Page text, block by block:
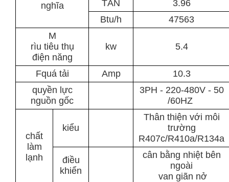
nghĩa
TẤN
3.96
Btu/h
47563
M
rìu tiêu thụ
điện năng
kw 5.4
Fquá tải Amp
10.3
quyền lực
nguồn gốc
3PH - 220-480V - 50
/60HZ
chất
làm
lạnh
kiểu
Thân thiện với môi
trường
R407c/R410a/R134a
điều
khiển
cân bằng nhiệt bên
ngoài
van giãn nở